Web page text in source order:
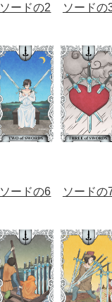
ソードの2 ソードの
ソードの6 ソードの